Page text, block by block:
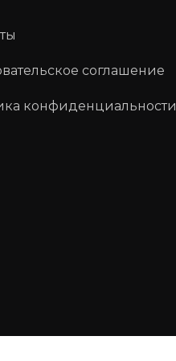
соглашение
конфиденциальности